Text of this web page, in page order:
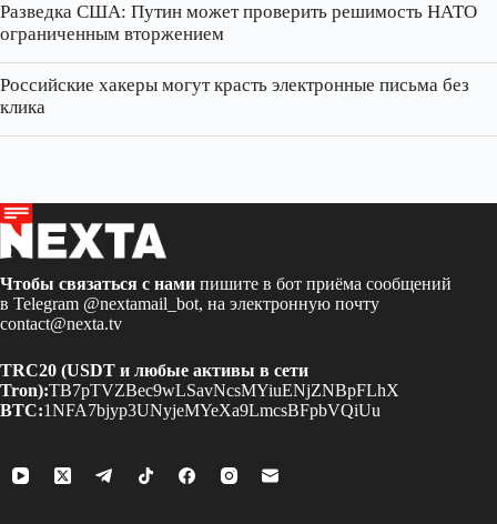
Разведка США: Путин может проверить решимость НАТО
ограниченным вторжением
Российские хакеры могут красть электронные письма без
клика
Чтобы связаться с нами пишите в бот приёма сообщений
в Telegram @nextamail_bot, на электронную почту
contact@nexta.tv
TRC20 (USDT и любые активы в сети
Tron):TB7pTVZBec9wLSavNcsMYiuENjZNBpFLhX
BTC:1NFA7bjyp3UNyjeMYeXa9LmcsBFpbVQiUu